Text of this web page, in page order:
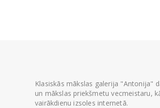
Klasiskās mākslas galerija "Antonija"
un mākslas priekšmetu vecmeistaru,
vairākdienu izsoles internetā.